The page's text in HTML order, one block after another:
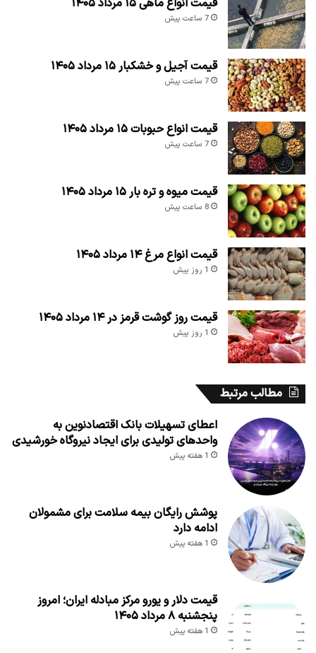
قیمت انواع ماهی ۱۵ مرداد ۱۴۰۵
7 ساعت پیش
قیمت آجیل و خشکبار ۱۵ مرداد ۱۴۰۵
7 ساعت پیش
قیمت انواع حبوبات ۱۵ مرداد ۱۴۰۵
7 ساعت پیش
قیمت میوه و تره بار ۱۵ مرداد ۱۴۰۵
8 ساعت پیش
قیمت انواع مرغ ۱۴ مرداد ۱۴۰۵
1 روز پیش
قیمت روز گوشت قرمز در ۱۴ مرداد ۱۴۰۵
1 روز پیش
مطالب مرتبط
اعطای تسهیلات بانک اقتصادنوین به
واحدهای تولیدی برای ایجاد نیروگاه خورشیدی
1 هفته پیش
پوشش رایگان بیمه سلامت برای مشمولان
ادامه دارد
1 هفته پیش
قیمت دلار و یورو مرکز مبادله ایران؛ امروز
پنجشنبه ۸ مرداد ۱۴۰۵
1 هفته پیش